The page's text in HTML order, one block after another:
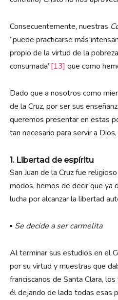
Consecuentemente, nuestras
“puede practicarse más
propio de la virtud de la
consumada”[13] que como
Dado que a nosotros como
de la Cruz, por ser sus
queremos presentar en estas
tan necesario para servir a
1. Libertad de espíritu
San Juan de la Cruz fue
modos, hemos de decir que ya
lucha por alcanzar la libertad
▪ Se decide a ser carmelita
Al terminar sus estudios en el
por su virtud y muestras que
franciscanos de Santa Clara,
él dejando de lado todas esas